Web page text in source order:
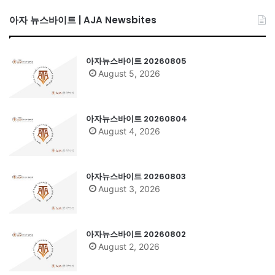
아자 뉴스바이트 | AJA Newsbites
아자뉴스바이트 20260805
August 5, 2026
아자뉴스바이트 20260804
August 4, 2026
아자뉴스바이트 20260803
August 3, 2026
아자뉴스바이트 20260802
August 2, 2026